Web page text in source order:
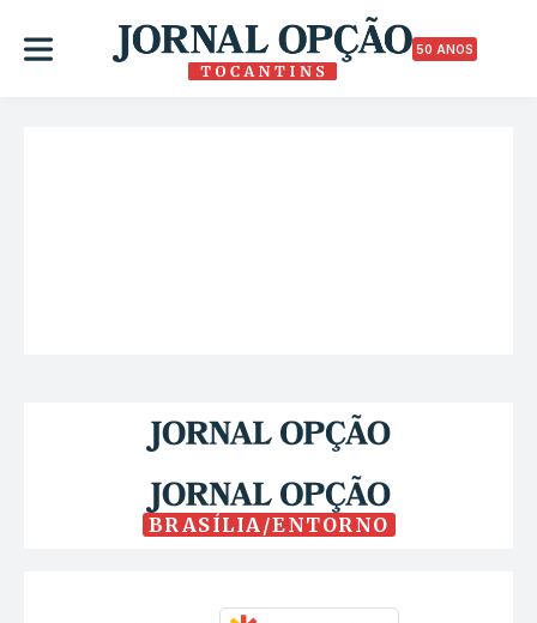
50 ANOS
BRASÍLIA/ENTORNO